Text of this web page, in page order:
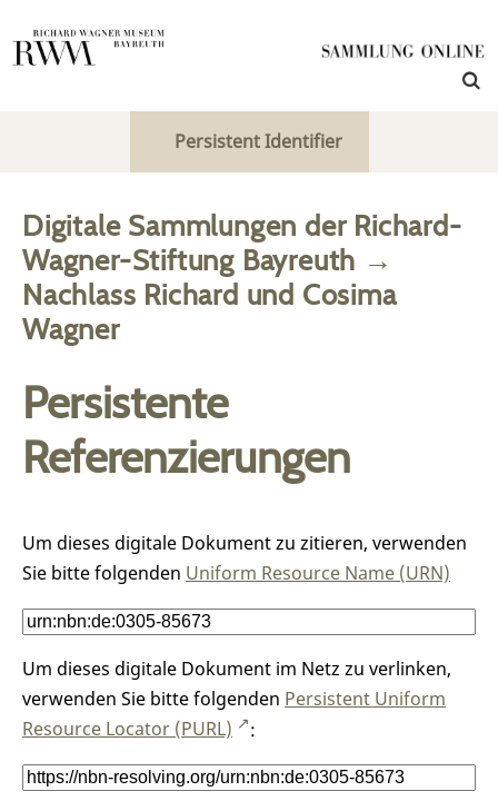
Persistent Identifier
Digitale Sammlungen der Richard-
Wagner-Stiftung Bayreuth →
Nachlass Richard und Cosima
Wagner
Persistente
Referenzierungen
Um dieses digitale Dokument zu zitieren, verwenden
Sie bitte folgenden Uniform Resource Name (URN)
Um dieses digitale Dokument im Netz zu verlinken,
verwenden Sie bitte folgenden Persistent Uniform
Resource Locator (PURL)
: